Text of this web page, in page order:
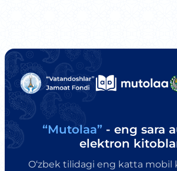
“Mutolaa” - eng sara
elektron
O‘zbek tilidagi eng katta